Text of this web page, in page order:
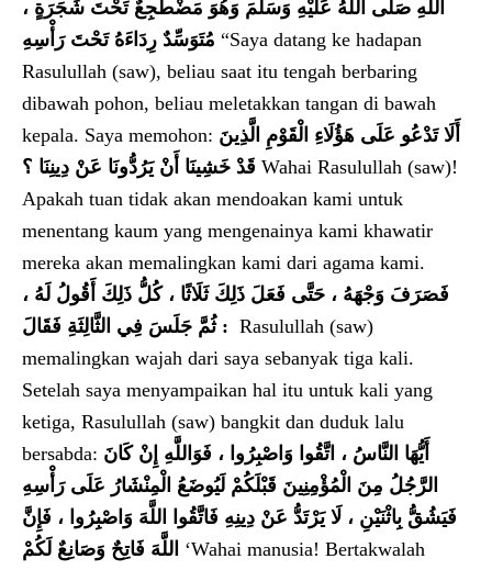
اللَّهِ صَلَّى اللَّهُ عَلَيْهِ وَسَلَّمَ وَهُوَ مَضْطَجِعٌ تَحْتَ شَجَرَةٍ ،
مُتَوَسِّدٌ رِدَاءَهُ تَحْتَ رَأْسِهِ “Saya datang ke hadapan
Rasulullah (saw), beliau saat itu tengah berbaring
dibawah pohon, beliau meletakkan tangan di bawah
kepala. Saya memohon: أَلَا تَدْعُو عَلَى هَؤُلَاءِ الْقَوْمِ الَّذِينَ
قَدْ خَشِينَا أَنْ يَرُدُّونَا عَنْ دِينِنَا ؟ Wahai Rasulullah (saw)!
Apakah tuan tidak akan mendoakan kami untuk
menentang kaum yang mengenainya kami khawatir
mereka akan memalingkan kami dari agama kami.
فَصَرَفَ وَجْهَهُ ، حَتَّى فَعَلَ ذَلِكَ ثَلَاثًا ، كُلُّ ذَلِكَ أَقُولُ لَهُ ،
ثُمَّ جَلَسَ فِي الثَّالِثَةِ فَقَالَ : Rasulullah (saw)
memalingkan wajah dari saya sebanyak tiga kali.
Setelah saya menyampaikan hal itu untuk kali yang
ketiga, Rasulullah (saw) bangkit dan duduk lalu
bersabda: أَيُّهَا النَّاسُ ، اتَّقُوا وَاصْبِرُوا ، فَوَاللَّهِ إِنْ كَانَ
الرَّجُلُ مِنَ الْمُؤْمِنِينَ قَبْلَكُمْ لَيُوضَعُ الْمِنْشَارُ عَلَى رَأْسِهِ
فَيَشُقُّ بِاثْنَيْنِ ، لَا يَرْتَدُّ عَنْ دِينِهِ فَاتَّقُوا اللَّهَ وَاصْبِرُوا ، فَإِنَّ
اللَّهَ فَاتِحٌ وَصَانِعٌ لَكُمْ ‘Wahai manusia! Bertakwalah